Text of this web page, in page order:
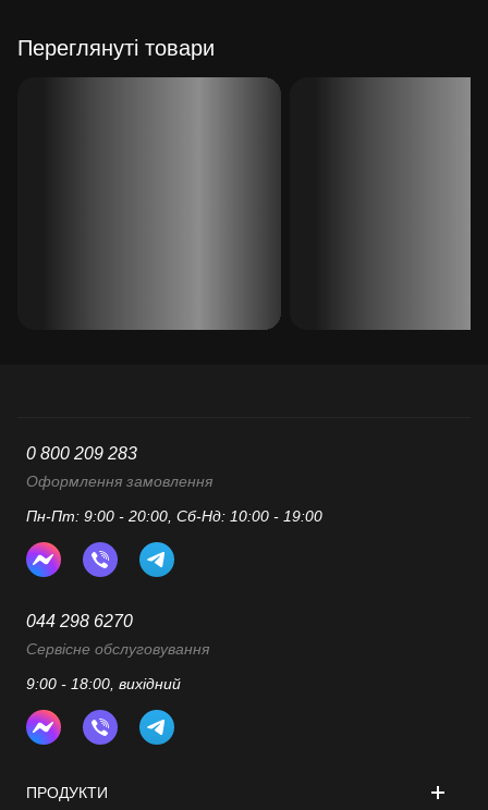
Переглянуті товари
ПРОДУКТИ
0 800 209 283
Оформлення замовлення
Пн-Пт: 9:00 - 20:00, Сб-Нд: 10:00 - 19:00
044 298 6270
Сервісне обслуговування
9:00 - 18:00, вихідний